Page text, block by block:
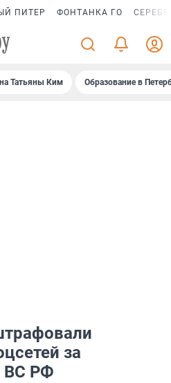
ПИТЕР ФОНТАНКА ГО
Татьяны Ким Образование в
за
ВС РФ